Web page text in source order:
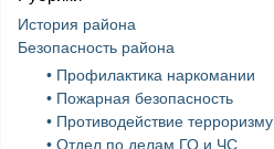
История района
Безопасность района
• Профилактика наркомании
• Пожарная безопасность
• Противодействие терроризму
• Отдел по делам ГО и ЧС